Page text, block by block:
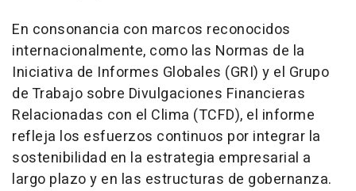
En consonancia con marcos reconocidos
internacionalmente, como las Normas de la
Iniciativa de Informes Globales (GRI) y el Grupo
de Trabajo sobre Divulgaciones Financieras
Relacionadas con el Clima (TCFD), el informe
refleja los esfuerzos continuos por integrar la
sostenibilidad en la estrategia empresarial a
largo plazo y en las estructuras de gobernanza.